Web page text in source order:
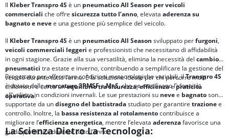
Il Kleber Transpro 4S è un pneumatico All Season per veicoli
commerciali che offre sicurezza tutto l’anno, elevata aderenza su
bagnato e nevee una gestione più semplice del veicolo.
Il Kleber Transpro 4S è un pneumatico All Season sviluppato perfurgoni,
veicoli commerciali leggeri e professionisti che necessitano di affidabilità
in ogni stagione. Grazie alla sua versatilità, elimina la necessità del cambio
pneumatici tra estate e inverno, contribuendo a semplificare la gestione del
veicolo durante tutto l’anno. È la soluzione ideale per chi percorre molti
chilometri e cerca unequilibrio trasicurezza,efficienzaepraticità
operativa.
Progettato per affrontare condizioni meteorologiche variabili, ilTranspro 4S
è dotato dellemarcature3PMSFeM+S, che ne certificano l’idoneità
all’utilizzo in condizioni invernali. Le sue prestazioni su nevee bagnatosono
supportate da undisegno del battistradastudiato per garantire trazionee
controllo. Inoltre, la bassa resistenza al rotolamentocontribuisce a
migliorare l’efficienza energetica, mentre l’elevata aderenzafavorisce una
guida più sicura durante tutto l’anno.
La Scienza Dietro La Tecnologia: